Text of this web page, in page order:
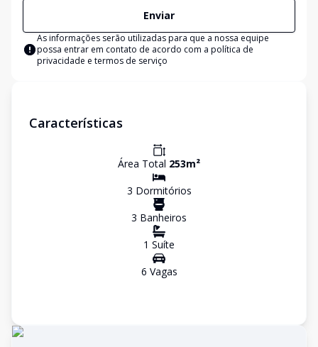
Enviar
As informações serão utilizadas para que a nossa equipe
possa entrar em contato de acordo com a política de
privacidade e termos de serviço
Características
Área Total 253m²
3 Dormitórios
3 Banheiros
1 Suíte
6 Vagas